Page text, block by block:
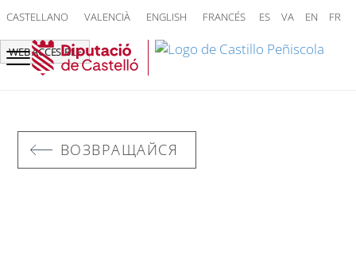
CASTELLANO VALENCIÀ ENGLISH FRANCÉS ES VA EN FR
WEB ACCESIBLE
ВОЗВРАЩАЙСЯ